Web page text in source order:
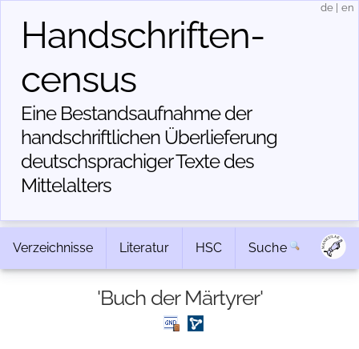
Handschriften­
census
Eine Bestandsaufnahme der
handschriftlichen Über­lieferung
deutschsprachiger Texte des
Mittelalters
de en
Verzeichnisse Literatur HSC Suche
'Buch der Märtyrer'